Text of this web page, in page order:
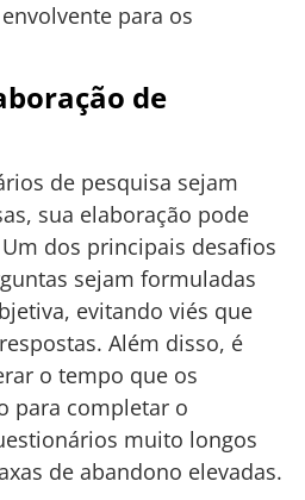
para os
de
de pesquisa sejam
sua elaboração pode
dos principais desafios
sejam formuladas
evitando viés que
Além disso, é
o tempo que os
para completar o
muito longos
de abandono elevadas.